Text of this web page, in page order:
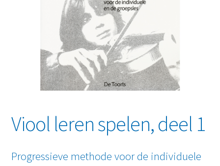
Viool leren spelen, deel 1
Progressieve methode voor de individuele